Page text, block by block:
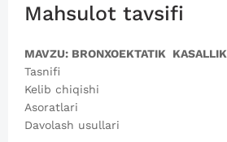
Mahsulot tavsifi
MAVZU: BRONXOEKTATIK KASALLIK
Tasnifi
Kelib chiqishi
Asoratlari
Davolash usullari